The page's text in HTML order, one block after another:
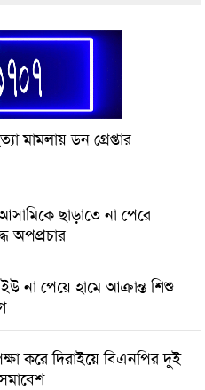
মামলায় ডন গ্রেপ্তার
ছাড়াতে না পেরে
অপপ্রচার
না পেয়ে হামে আক্রান্ত শিশু
করে দিরাইয়ে বিএনপির দুই